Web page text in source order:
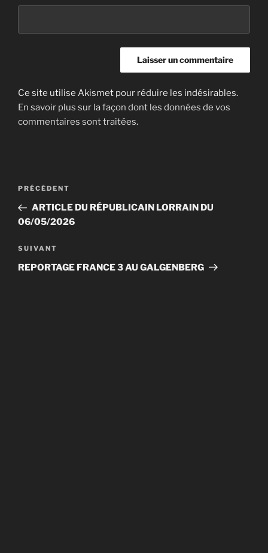
Ce site utilise Akismet pour réduire les indésirables.
En savoir plus sur la façon dont les données de vos
commentaires sont traitées.
Navigation
l’article
Article
précédent
PRÉCÉDENT
ARTICLE DU RÉPUBLICAIN LORRAIN DU
06/05/2026
Article
suivant
SUIVANT
REPORTAGE FRANCE 3 AU GALGENBERG